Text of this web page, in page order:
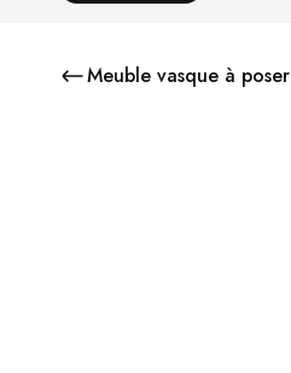
Meuble vasque à poser